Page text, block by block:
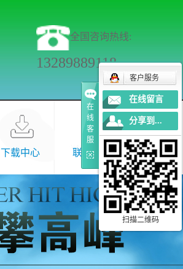
全国咨询热线:
13289889118
下载中心 联系我们
在
线
客
服
客户服务
在线留言
分享到...
扫描二维码